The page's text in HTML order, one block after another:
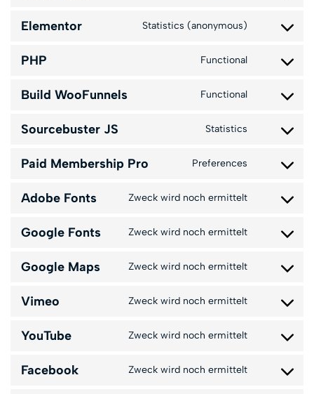
Elementor Statistics (anonymous)
PHP Functional
Build WooFunnels Functional
Sourcebuster JS Statistics
Paid Membership Pro Preferences
Adobe Fonts Zweck wird noch ermittelt
Google Fonts Zweck wird noch ermittelt
Google Maps Zweck wird noch ermittelt
Vimeo Zweck wird noch ermittelt
YouTube Zweck wird noch ermittelt
Facebook Zweck wird noch ermittelt